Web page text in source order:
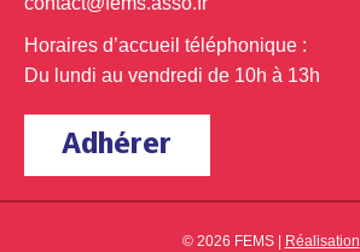
Horaires d’accueil téléphonique :
Du lundi au vendredi de 10h à 13h
Adhérer
© 2026 FEMS | Réalisation